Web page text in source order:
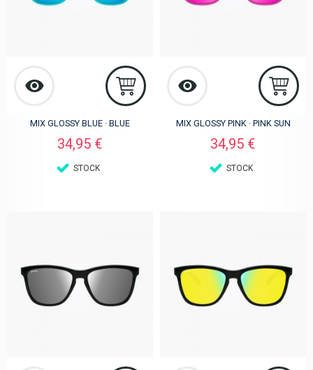
MIX GLOSSY BLUE · BLUE
Preis
34,95 €
STOCK
MIX GLOSSY PINK · PINK SUN
Preis
34,95 €
STOCK